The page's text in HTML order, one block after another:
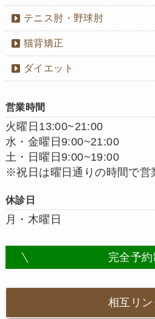
テニス肘・野球肘
猫背矯正
ダイエット
営業時間
火曜日13:00~21:00
水・金曜日9:00~21:00
土・日曜日9:00~19:00
※祝日は曜日通りの時間で営
休診日
月・木曜日
完全予約
相互リン